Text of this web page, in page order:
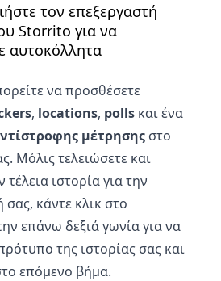
τον επεξεργαστή
Storrito για να
αυτοκόλλητα
να προσθέσετε
, locations, polls και ένα
μέτρησης στο
Μόλις τελειώσετε και
ιστορία για την
κάντε κλικ στο
επάνω δεξιά γωνία για να
της ιστορίας σας και
επόμενο βήμα.